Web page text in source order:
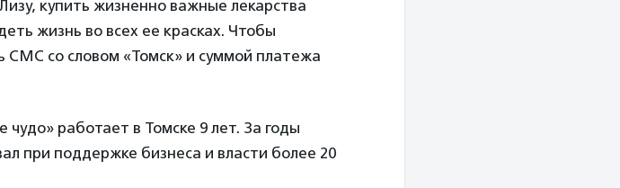
купить жизненно важные лекарства
жизнь во всех ее красках. Чтобы
СМС со словом «Томск» и суммой платежа
работает в Томске 9 лет. За годы
при поддержке бизнеса и власти более 20